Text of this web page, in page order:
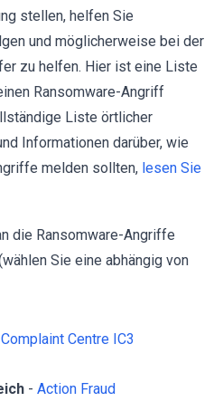
stellen, helfen Sie
und möglicherweise bei der
zu helfen. Hier ist eine Liste
Ransomware-Angriff
Liste örtlicher
Informationen darüber, wie
melden sollten, lesen Sie
die Ransomware-Angriffe
Sie eine abhängig von
Centre IC3
- Action Fraud